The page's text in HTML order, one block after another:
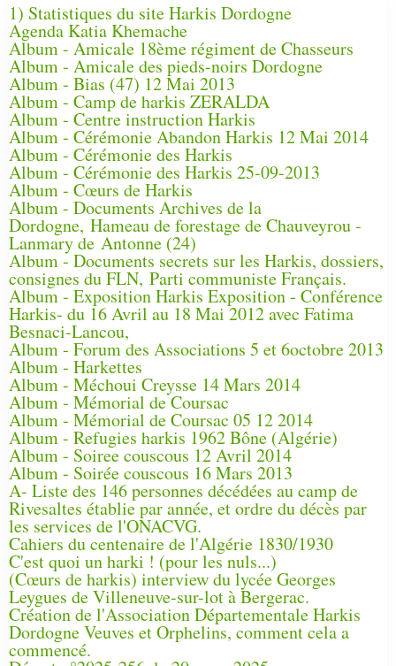
1) Statistiques du site Harkis Dordogne
Agenda Katia Khemache
Album - Amicale 18ème régiment de Chasseurs
Album - Amicale des pieds-noirs Dordogne
Album - Bias (47) 12 Mai 2013
Album - Camp de harkis ZERALDA
Album - Centre instruction Harkis
Album - Cérémonie Abandon Harkis 12 Mai 2014
Album - Cérémonie des Harkis
Album - Cérémonie des Harkis 25-09-2013
Album - Cœurs de Harkis
Album - Documents Archives de la
Dordogne, Hameau de forestage de Chauveyrou -
Lanmary de Antonne (24)
Album - Documents secrets sur les Harkis, dossiers,
consignes du FLN, Parti communiste Français.
Album - Exposition Harkis Exposition - Conférence
Harkis- du 16 Avril au 18 Mai 2012 avec Fatima
Besnaci-Lancou,
Album - Forum des Associations 5 et 6octobre 2013
Album - Harkettes
Album - Méchoui Creysse 14 Mars 2014
Album - Mémorial de Coursac
Album - Mémorial de Coursac 05 12 2014
Album - Refugies harkis 1962 Bône (Algérie)
Album - Soiree couscous 12 Avril 2014
Album - Soirée couscous 16 Mars 2013
A- Liste des 146 personnes décédées au camp de
Rivesaltes établie par année, et ordre du décès par
les services de l'ONACVG.
Cahiers du centenaire de l'Algérie 1830/1930
C'est quoi un harki ! (pour les nuls...)
(Cœurs de harkis) interview du lycée Georges
Leygues de Villeneuve-sur-lot à Bergerac.
Création de l'Association Départementale Harkis
Dordogne Veuves et Orphelins, comment cela a
commencé.